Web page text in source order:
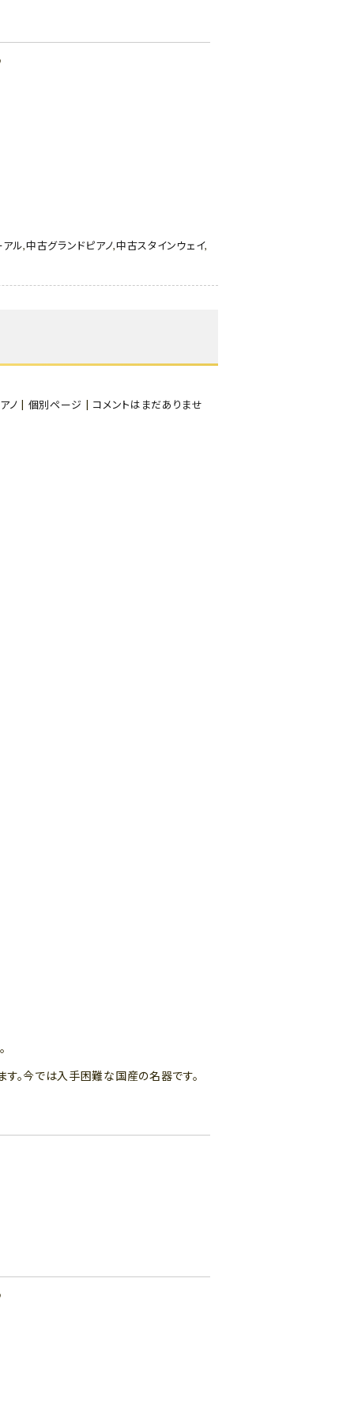
アル,中古グランドピアノ,中古スタインウェイ,
ノ | 個別ページ | コメントはまだありませ
。今では入手困難な国産の名器です。